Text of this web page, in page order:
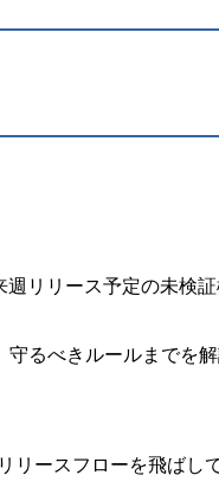
リリース予定の未検
るべきルールまでを解
リースフローを飛ばし